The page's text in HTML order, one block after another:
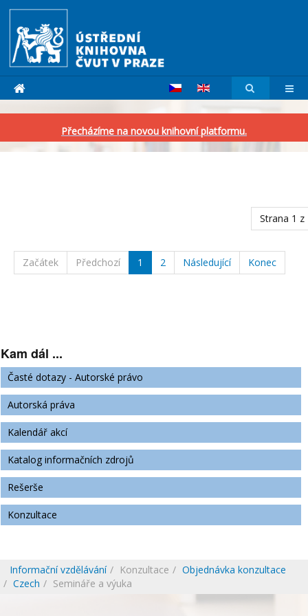
Přecházíme na novou knihovní platformu.
Strana 1 z
Začátek Předchozí 1 2 Následující Konec
Kam dál ...
Časté dotazy - Autorské právo
Autorská práva
Kalendář akcí
Katalog informačních zdrojů
Rešerše
Konzultace
Informační vzdělávání Konzultace
Objednávka konzultace
Czech
Semináře a výuka